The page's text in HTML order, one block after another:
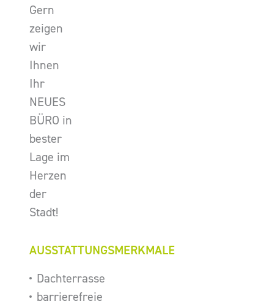
Gern
zeigen
wir
Ihnen
Ihr
NEUES
BÜRO in
bester
Lage im
Herzen
der
Stadt!
AUSSTATTUNGSMERKMALE
Dachterrasse
barrierefreie